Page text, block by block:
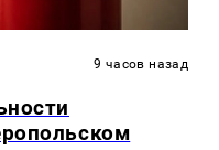
9 часов назад